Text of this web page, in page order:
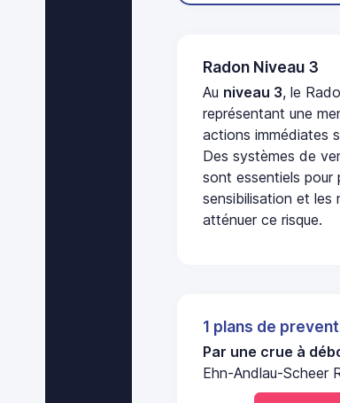
Radon Niveau 3
Au niveau 3, le
représentant une
actions immédiates
Des systèmes de
sont essentiels pour
sensibilisation et les
atténuer ce risque.
1 plans de
Par une crue à
Ehn-Andlau-Scheer